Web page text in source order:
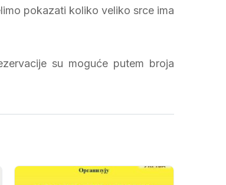
pokazati koliko veliko srce ima
su moguće putem broja